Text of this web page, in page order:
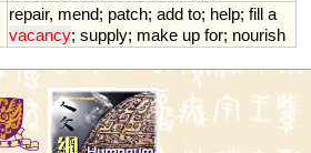
repair, mend; patch; add to; help; fill a
vacancy; supply; make up for; nourish